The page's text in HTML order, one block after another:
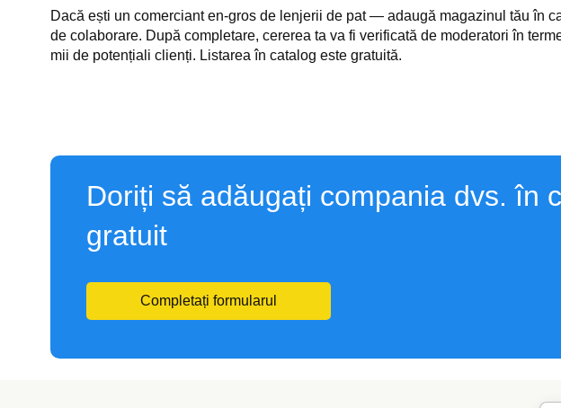
Dacă ești un comerciant en-gros de lenjerii de pat — adaugă magazinul tău în
de colaborare. După completare, cererea ta va fi verificată de moderatori în
mii de potențiali clienți. Listarea în catalog este gratuită.
Doriți să adăugați compania dvs. în
gratuit
Completați formularul